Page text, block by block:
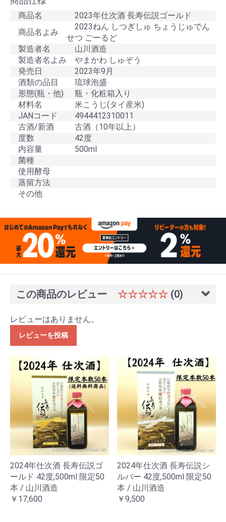
商品名
2023年仕次酒 長寿伝説ゴールド
商品名よみ
2023ねん しつぎしゅ ちょうじゅでん
せつ ごーるど
製造者名
山川酒造
製造者名よみ やまかわ しゅぞう
発売日
2023年9月
酒類の品目
琉球泡盛
形態(瓶・他)
瓶・化粧箱入り
材料名
米こうじ(タイ産米)
JANコード
4944412310011
古酒/新酒
古酒（10年以上）
度数
42度
内容量
500ml
菌種
使用酵母
蒸留方法
その他
この商品のレビュー ☆☆☆☆☆ (0)
レビューはありません。
レビューを投稿
2024年仕次酒 長寿伝説ゴ
ールド 42度,500ml 限定50
本 / 山川酒造
￥17,600
2024年仕次酒 長寿伝説シ
ルバー 42度,500ml 限定50
本 / 山川酒造
￥9,500